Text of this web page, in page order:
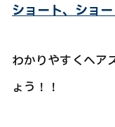
ショート、ショ
わかりやすくヘア
ょう！！